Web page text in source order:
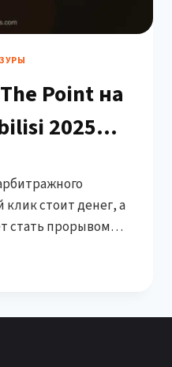
Point на
2025
игры в
(и
теперь
стоит денег, а
стать прорывом
с огромным
агентством
которым мы